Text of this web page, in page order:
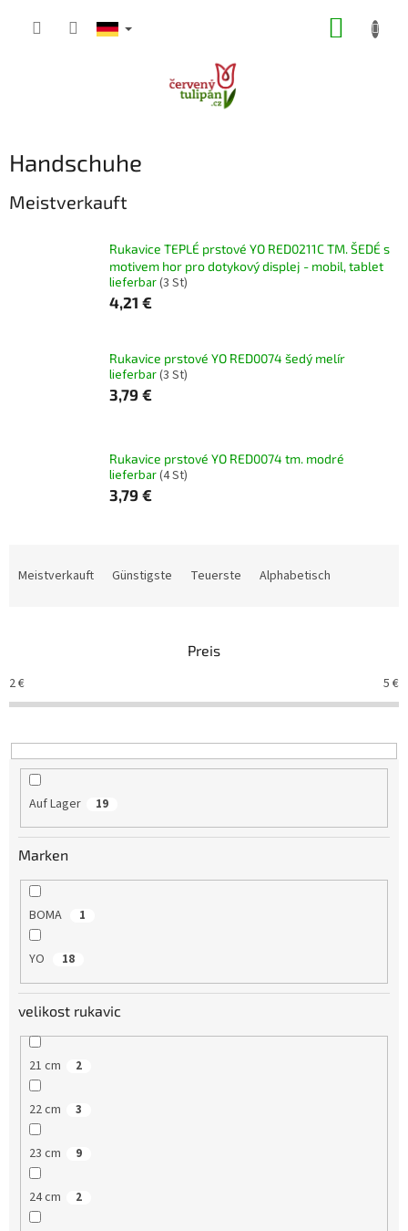
Handschuhe
Meistverkauft
Rukavice TEPLÉ prstové YO RED0211C TM. ŠEDÉ s
motivem hor pro dotykový displej - mobil, tablet
lieferbar(3 St)
4,21 €
Rukavice prstové YO RED0074 šedý melír
lieferbar(3 St)
3,79 €
Rukavice prstové YO RED0074 tm. modré
lieferbar(4 St)
3,79 €
t
s
o
t
Meistverkauft Günstigste Teuerste Alphabetisch
Preis
2€ 5 €
Auf Lager 19
Marken
BOMA 1
YO 18
velikost rukavic
21 cm 2
22 cm 3
23 cm 9
24 cm 2